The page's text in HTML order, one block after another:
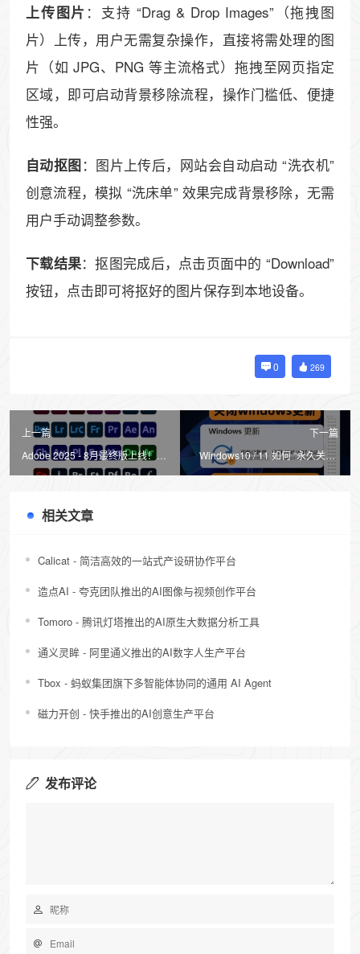
上传图片 ：支持 “Drag & Drop Images”（拖拽图
片）上传，用户无需复杂操作，直接将需处理的图
片（如 JPG、PNG 等主流格式）拖拽至网页指定
区域，即可启动背景移除流程，操作门槛低、便捷
性强。
自动抠图：图片上传后，网站会自动启动 “洗衣机”
创意流程，模拟 “洗床单” 效果完成背景移除，无需
用户手动调整参数。
下载结果：抠图完成后，点击页面中的 “Download”
按钮，点击即可将抠好的图片保存到本地设备。
0 269
上一篇
Adobe 2025 - 8月最终版上线！百
度网盘资源
下一篇
Windows10 / 11 如何 “永久关闭”
自动更新？
相关文章
Calicat - 简洁高效的一站式产设研协作平台
造点AI - 夸克团队推出的AI图像与视频创作平台
Tomoro - 腾讯灯塔推出的AI原生大数据分析工具
通义灵眸 - 阿里通义推出的AI数字人生产平台
Tbox - 蚂蚁集团旗下多智能体协同的通用 AI Agent
磁力开创 - 快手推出的AI创意生产平台
发布评论